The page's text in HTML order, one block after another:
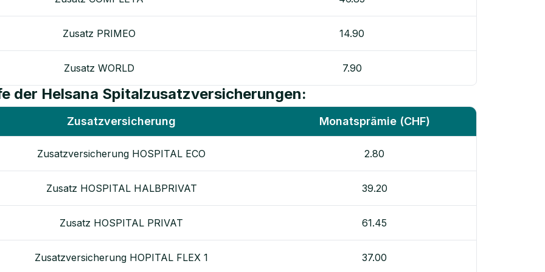
Zusatz PRIMEO 14.90
Zusatz WORLD 7.90
der Helsana Spitalzusatzversicherungen:
Zusatzversicherung Monatsprämie (CHF)
Zusatzversicherung HOSPITAL ECO 2.80
Zusatz HOSPITAL HALBPRIVAT 39.20
Zusatz HOSPITAL PRIVAT 61.45
Zusatzversicherung HOPITAL FLEX 1 37.00